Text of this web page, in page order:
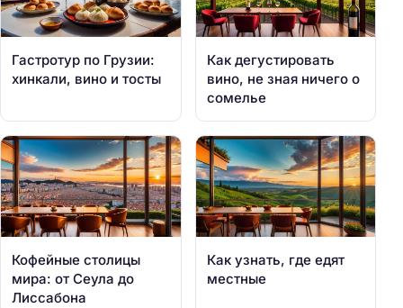
Гастротур по Грузии:
хинкали, вино и тосты
Как дегустировать
вино, не зная ничего о
сомелье
Кофейные столицы
мира: от Сеула до
Лиссабона
Как узнать, где едят
местные